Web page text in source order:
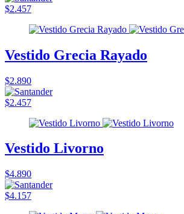
$2.457
Vestido Grecia Rayado
$2.890
$2.457
Vestido Livorno
$4.890
$4.157